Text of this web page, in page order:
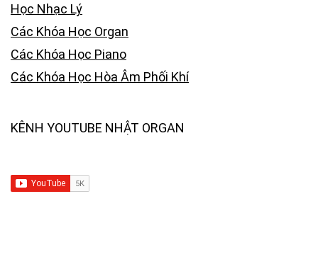
Học Nhạc Lý
Các Khóa Học Organ
Các Khóa Học Piano
Các Khóa Học Hòa Âm Phối Khí
KÊNH YOUTUBE NHẬT ORGAN